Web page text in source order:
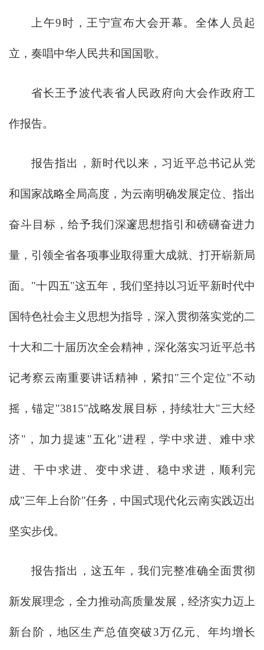
上午9时，王宁宣布大会开幕。全体人员起
立，奏唱中华人民共和国国歌。
省长王予波代表省人民政府向大会作政府工
作报告。
报告指出，新时代以来，习近平总书记从党
和国家战略全局高度，为云南明确发展定位、指出
奋斗目标，给予我们深邃思想指引和磅礴奋进力
量，引领全省各项事业取得重大成就、打开崭新局
面。"十四五"这五年，我们坚持以习近平新时代中
国特色社会主义思想为指导，深入贯彻落实党的二
十大和二十届历次全会精神，深化落实习近平总书
记考察云南重要讲话精神，紧扣"三个定位"不动
摇，锚定"3815"战略发展目标，持续壮大"三大经
济"，加力提速"五化"进程，学中求进、难中求
进、干中求进、变中求进、稳中求进，顺利完
成"三年上台阶"任务，中国式现代化云南实践迈出
坚实步伐。
报告指出，这五年，我们完整准确全面贯彻
新发展理念，全力推动高质量发展，经济实力迈上
新台阶，地区生产总值突破3万亿元、年均增长